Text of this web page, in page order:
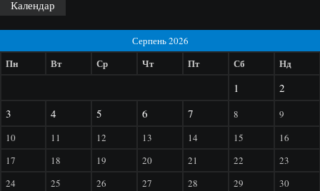
Календар
Серпень 2026
Пн Вт Ср Чт Пт Сб Нд
1
2
3
4 5 6 7 8
9
10
11 12 13 14 15
16
17
18 19 20 21 22
23
24
25 26 27 28 29 30